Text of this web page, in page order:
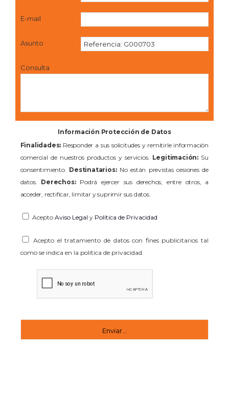
E-mail
Asunto
Consulta
Información Protección de Datos
Finalidades: Responder a sus solicitudes y remitirle información
comercial de nuestros productos y servicios. Legitimación: Su
consentimiento. Destinatarios:No están previstas cesiones de
datos. Derechos:Podrá ejercer sus derechos, entre otros, a
acceder, rectificar, limitar y suprimir sus datos.
Acepto Aviso Legal y Política de Privacidad
Acepto el tratamiento de datos con fines publicitarios tal
como se indica en la política de privacidad.